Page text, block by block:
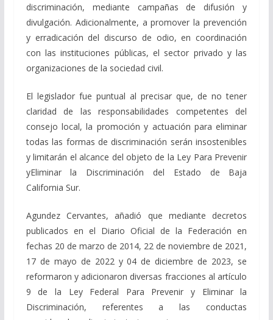
discriminación, mediante campañas de difusión y
divulgación. Adicionalmente, a promover la prevención
y erradicación del discurso de odio, en coordinación
con las instituciones públicas, el sector privado y las
organizaciones de la sociedad civil.
El legislador fue puntual al precisar que, de no tener
claridad de las responsabilidades competentes del
consejo local, la promoción y actuación para eliminar
todas las formas de discriminación serán insostenibles
y limitarán el alcance del objeto de la Ley Para Prevenir
yEliminar la Discriminación del Estado de Baja
California Sur.
Agundez Cervantes, añadió que mediante decretos
publicados en el Diario Oficial de la Federación en
fechas 20 de marzo de 2014, 22 de noviembre de 2021,
17 de mayo de 2022 y 04 de diciembre de 2023, se
reformaron y adicionaron diversas fracciones al artículo
9 de la Ley Federal Para Prevenir y Eliminar la
Discriminación, referentes a las conductas